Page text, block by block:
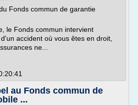
Fonds commun de garantie
le Fonds commun intervient
accident où vous êtes en droit,
ne...
au Fonds commun de
...